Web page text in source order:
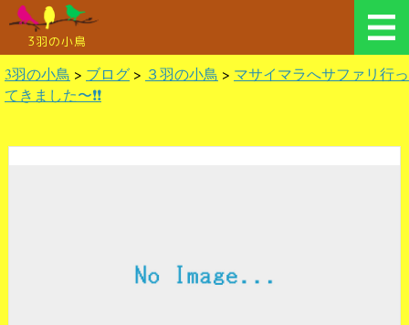
3羽の小鳥
3羽の小鳥 > ブログ > ３羽の小鳥 > マサイマラへサファリ行っ
てきました〜❗️❗️